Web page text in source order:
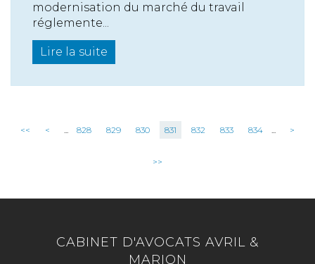
modernisation du marché du travail
réglemente...
Lire la suite
<< < ... 828 829 830 831 832 833 834 ... >
>>
CABINET D'AVOCATS AVRIL &
MARION